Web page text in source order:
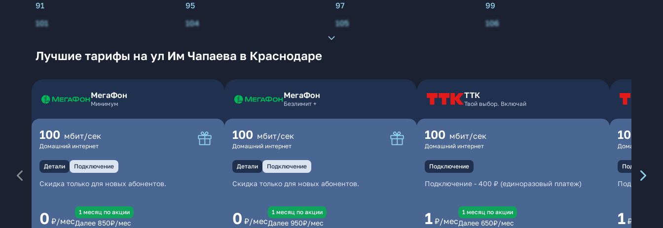
91
95 97
99
101
104 105 106
Лучшие тарифы на ул Им Чапаева в Краснодаре
МегаФон
Минимум
100 мбит/сек
Домашний интернет
Детали Подключение
Скидка только для новых абонентов.
0 ₽/мес
1 месяц по акции
Далее 850₽/мес
МегаФон
Безлимит +
100 мбит/сек
Домашний интернет
Детали Подключение
Скидка только для новых абонентов.
0 ₽/мес
1 месяц по акции
Далее 950₽/мес
ТТК
Твой выбор. Включай
100 мбит/сек
Домашний интернет
Подключение
Подключение - 400 ₽ (единоразовый платеж)
1 ₽/мес
1 месяц по акции
Далее 650₽/мес
100
Домашний
Подключение
1 ₽/мес